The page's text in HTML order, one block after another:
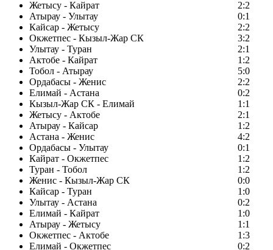
Жетысу - Кайрат
2:2
Атырау - Улытау
0:1
Кайсар - Жетысу
2:2
Окжетпес - Кызыл-Жар СК
3:2
Улытау - Туран
2:1
Актобе - Кайрат
1:2
Тобол - Атырау
5:0
Ордабасы - Женис
2:2
Елимай - Астана
0:2
Кызыл-Жар СК - Елимай
1:1
Жетысу - Актобе
2:1
Атырау - Кайсар
1:2
Астана - Женис
4:2
Ордабасы - Улытау
0:1
Кайрат - Окжетпес
1:2
Туран - Тобол
1:2
Женис - Кызыл-Жар СК
0:0
Кайсар - Туран
1:0
Улытау - Астана
0:2
Елимай - Кайрат
1:0
Атырау - Жетысу
1:1
Окжетпес - Актобе
1:3
Елимай - Окжетпес
0:2